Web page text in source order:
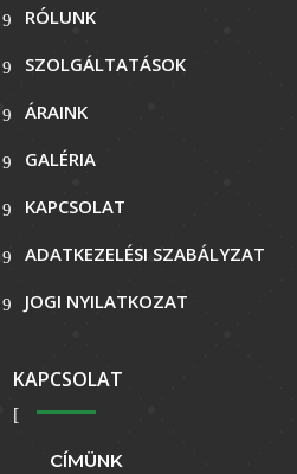
RÓLUNK
SZOLGÁLTATÁSOK
ÁRAINK
GALÉRIA
KAPCSOLAT
ADATKEZELÉSI SZABÁLYZAT
JOGI NYILATKOZAT
KAPCSOLAT
CÍMÜNK